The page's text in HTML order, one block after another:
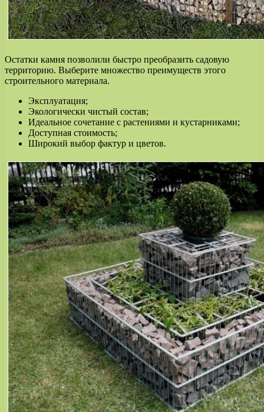
Остатки камня позволили быстро преобразить садовую
территорию. Выберите множество преимуществ этого
строительного материала.
Эксплуатация;
Экологически чистый состав;
Идеальное сочетание с растениями и кустарниками;
Доступная стоимость;
Широкий выбор фактур и цветов.